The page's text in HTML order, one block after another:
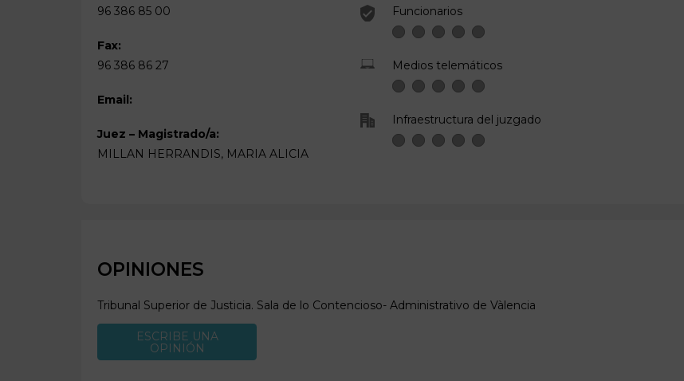
96 386 85 00
Fax:
96 386 86 27
Email:
Juez – Magistrado/a:
MILLAN HERRANDIS, MARIA ALICIA
Funcionarios
Medios telemáticos
Infraestructura del juzgado
OPINIONES
Tribunal Superior de Justicia. Sala de lo Contencioso- Administrativo de Vàlencia
ESCRIBE UNA
OPINIÓN